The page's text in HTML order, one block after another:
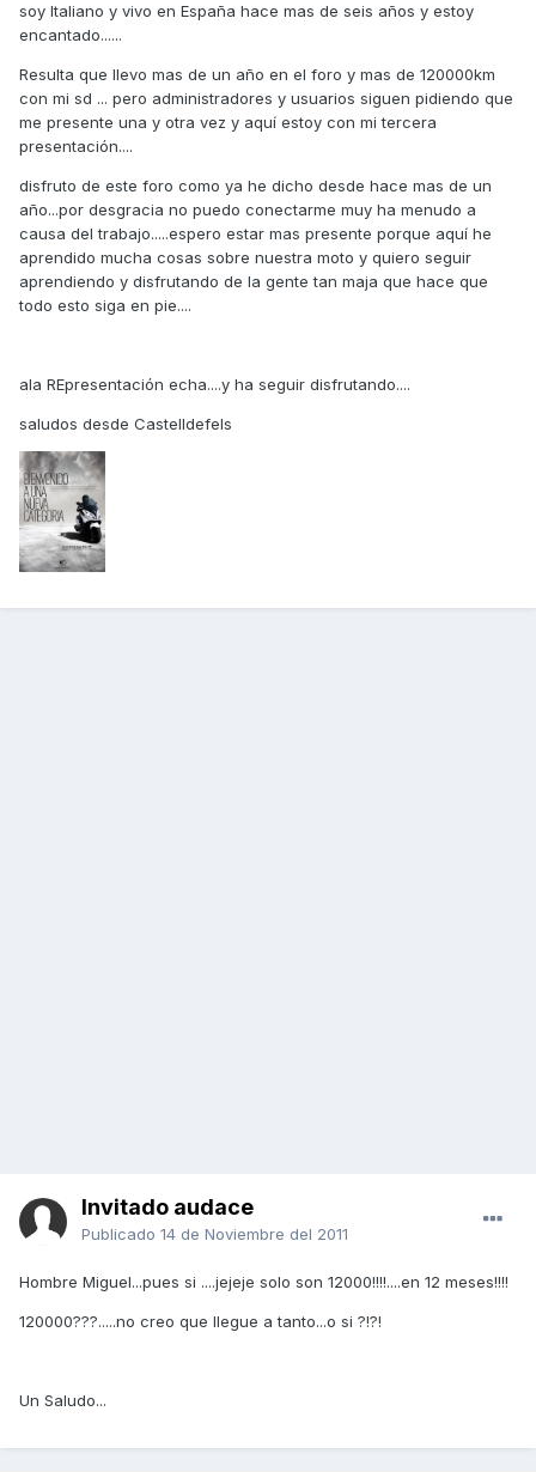
soy Italiano y vivo en España hace mas de seis años y estoy
encantado......
Resulta que llevo mas de un año en el foro y mas de 120000km
con mi sd ... pero administradores y usuarios siguen pidiendo que
me presente una y otra vez y aquí estoy con mi tercera
presentación....
disfruto de este foro como ya he dicho desde hace mas de un
año...por desgracia no puedo conectarme muy ha menudo a
causa del trabajo.....espero estar mas presente porque aquí he
aprendido mucha cosas sobre nuestra moto y quiero seguir
aprendiendo y disfrutando de la gente tan maja que hace que
todo esto siga en pie....
ala REpresentación echa....y ha seguir disfrutando....
saludos desde Castelldefels
Invitado audace
Publicado 14 de Noviembre del 2011
Hombre Miguel...pues si ....jejeje solo son 12000!!!!....en 12 meses!!!!
120000???.....no creo que llegue a tanto...o si ?!?!
Un Saludo...